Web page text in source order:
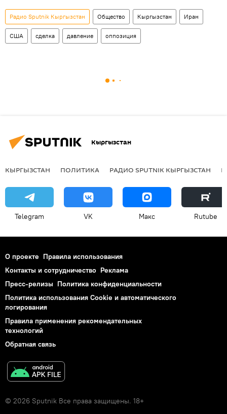
Радио Sputnik Кыргызстан Общество Кыргызстан Иран
США сделка давление оппозиция
Кыргызстан
КЫРГЫЗСТАН ПОЛИТИКА РАДИО SPUTNIK КЫРГЫЗСТАН
Telegram VK Макс Rutube
О проекте Правила использования
Контакты и сотрудничество Реклама
Пресс-релизы Политика конфиденциальности
Политика использования Cookie и автоматического
логирования
Правила применения рекомендательных
технологий
Обратная связь
© 2026 Sputnik Все права защищены. 18+